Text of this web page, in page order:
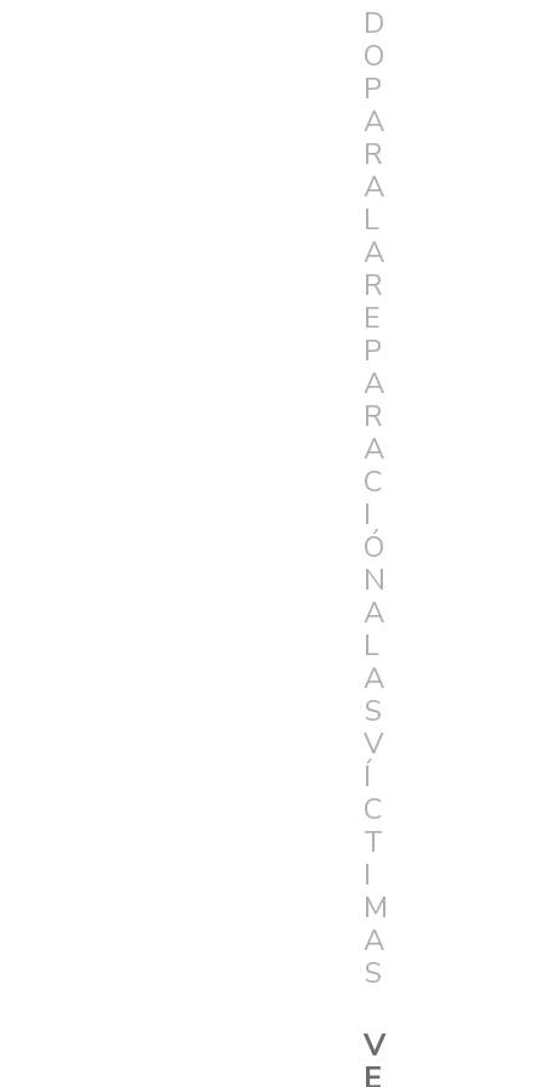
D
O
P
A
R
A
L
A
R
E
P
A
R
A
C
I
Ó
N
A
L
A
S
V
Í
C
T
I
M
A
S
V
E